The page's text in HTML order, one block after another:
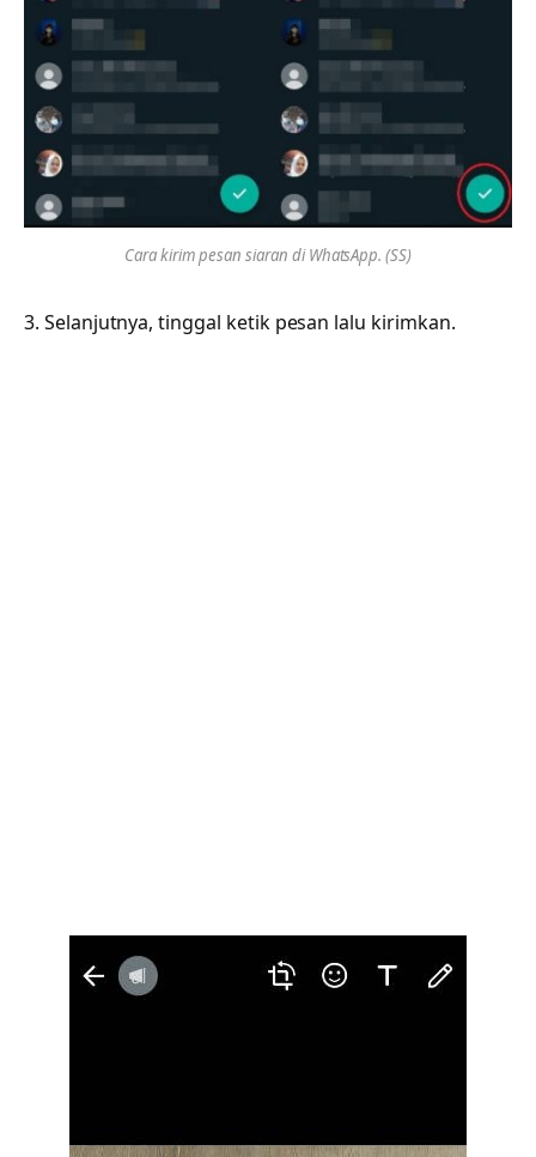
Cara kirim pesan siaran di WhatsApp. (SS)
3. Selanjutnya, tinggal ketik pesan lalu kirimkan.